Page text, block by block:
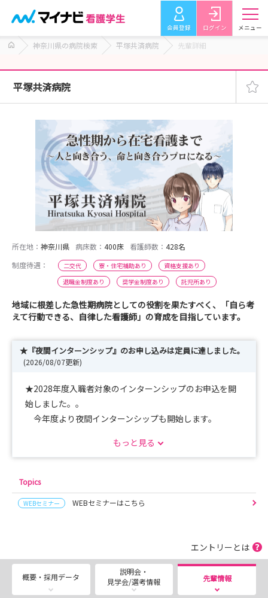
会員登録 ログイン メニュー
神奈川県の病院検索 平塚共済病院 先輩詳細
平塚共済病院
所在地： 神奈川県 病床数： 400床 看護師数： 428名
制度待遇：
二交代 寮・住宅補助あり
資格支援あり
退職金制度あり
奨学金制度あり 託児所あり
地域に根差した急性期病院としての役割を果たすべく、「自ら考
えて行動できる、自律した看護師」の育成を目指しています。
★『夜間インターンシップ』のお申し込みは定員に達しました。
(2026/08/07更新)
★2028年度入職者対象のインターンシップのお申込を開
始しました。。
今年度より夜間インターンシップも開始します。
お気軽にご参加ください。
コースへ変更しております。
午後のカンファレンスやチーム活動も見学可能です。
看護師の一日の動き、体験してみてください。
★2028年度入職者対象のWEB病院説明会を毎月開催して
平日夕方17：30～行います。授業や実習が終了後に参
もっと見る
Topics
WEBセミナー WEBセミナーはこちら
エントリーとは
概要・採用データ
説明会・
見学会/選考情報
先輩情報